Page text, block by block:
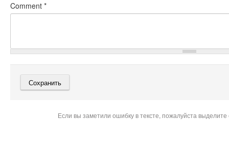
Comment *
Если вы заметили ошибку в тексте, пожалуйста